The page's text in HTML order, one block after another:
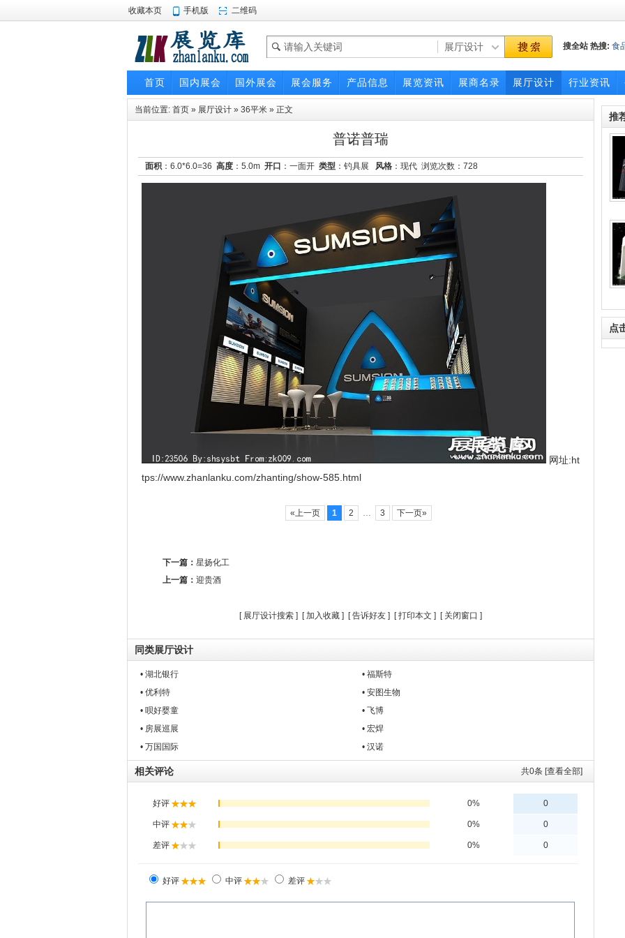
收藏本页 手机版 二维码
搜全站 热搜: 食
首页 国内展会 国外展会 展会服务 产品信息 展览资讯 展商名录 展厅设计 行业资讯
当前位置: 首页 » 展厅设计 » 36平米 » 正文
普诺普瑞
面积 ：6.0*6.0=36 高度 ：5.0m 开口 ：一面开 类型 ：钓具展 风格 ：现代 浏览次数： 728
网址:ht
tps://www.zhanlanku.com/zhanting/show-585.html
«上一页 1 2 3 下一页»
下一篇： 星扬化工
上一篇： 迎贵酒
[ 展厅设计搜索 ] [加入收藏 ] [告诉好友 ] [打印本文 ] [ 关闭窗口 ]
同类展厅设计
• 湖北银行
• 福斯特
• 优利特
• 安图生物
• 呗好婴童
• 飞博
• 房展巡展
• 宏焊
• 万国国际
• 汉诺
共0条 [查看全部]
相关评论
推
点